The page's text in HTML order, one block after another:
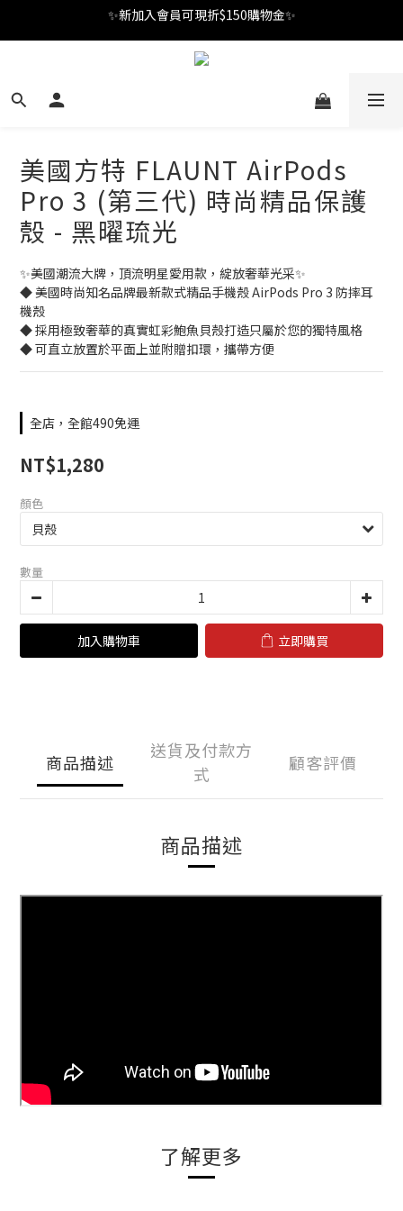
✨新加入會員可現折$150購物金✨
✨新加入會員可現折$150購物金✨
Welcome
美國方特 FLAUNT AirPods
Pro 3 (第三代) 時尚精品保護
殼 - 黑曜琉光
✨美國潮流大牌，頂流明星愛用款，綻放奢華光采✨
◆ 美國時尚知名品牌最新款式精品手機殼 AirPods Pro 3 防摔耳
機殼
◆ 採用極致奢華的真實虹彩鮑魚貝殼打造只屬於您的獨特風格
◆ 可直立放置於平面上並附贈扣環，攜帶方便
全店，全館490免運
NT$1,280
顏色
數量
加入購物車 立即購買
商品描述
送貨及付款方
式
顧客評價
商品描述
了解更多